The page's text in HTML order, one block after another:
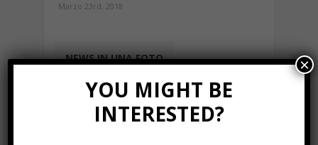
Marzo 23rd, 2018
NEWS IN UNA FOTO
YOU MIGHT BE
INTERESTED?
×